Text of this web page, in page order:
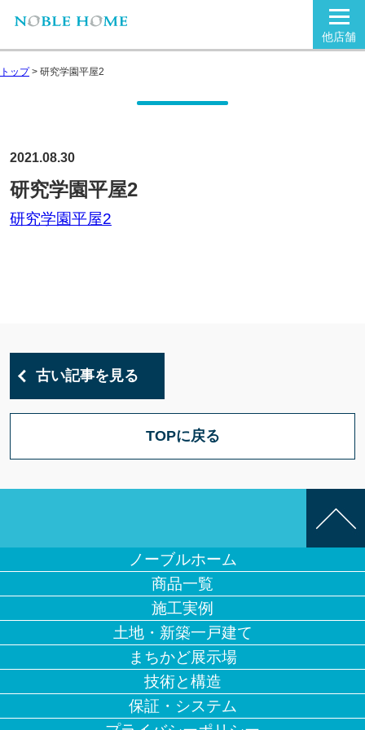
他店舗
トップ> 研究学園平屋2
2021.08.30
研究学園平屋2
研究学園平屋2
古い記事を見る
TOPに戻る
ノーブルホーム
商品一覧
施工実例
土地・新築一戸建て
まちかど展示場
技術と構造
保証・システム